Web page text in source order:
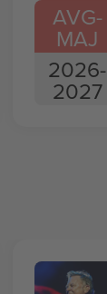
AVG-
MAJ
2026-
2027